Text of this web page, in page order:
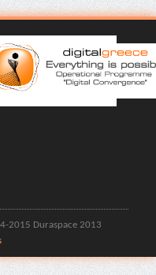
2015 Duraspace 2013